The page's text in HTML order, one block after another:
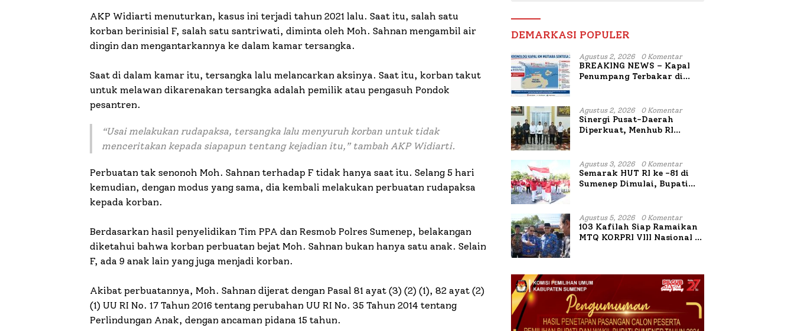
AKP Widiarti menuturkan, kasus ini terjadi tahun 2021 lalu. Saat itu, salah satu
korban berinisial F, salah satu santriwati, diminta oleh Moh. Sahnan mengambil air
dingin dan mengantarkannya ke dalam kamar tersangka.
Saat di dalam kamar itu, tersangka lalu melancarkan aksinya. Saat itu, korban takut
untuk melawan dikarenakan tersangka adalah pemilik atau pengasuh Pondok
pesantren.
“Usai melakukan rudapaksa, tersangka lalu menyuruh korban untuk tidak
menceritakan kepada siapapun tentang kejadian itu,” tambah AKP Widiarti.
Perbuatan tak senonoh Moh. Sahnan terhadap F tidak hanya saat itu. Selang 5 hari
kemudian, dengan modus yang sama, dia kembali melakukan perbuatan rudapaksa
kepada korban.
Berdasarkan hasil penyelidikan Tim PPA dan Resmob Polres Sumenep, belakangan
diketahui bahwa korban perbuatan bejat Moh. Sahnan bukan hanya satu anak. Selain
F, ada 9 anak lain yang juga menjadi korban.
Akibat perbuatannya, Moh. Sahnan dijerat dengan Pasal 81 ayat (3) (2) (1), 82 ayat (2)
(1) UU RI No. 17 Tahun 2016 tentang perubahan UU RI No. 35 Tahun 2014 tentang
Perlindungan Anak, dengan ancaman pidana 15 tahun.
DEMARKASI POPULER
Agustus 2, 2026 0 Komentar
BREAKING NEWS – Kapal
Penumpang Terbakar di
Agustus 2, 2026 0 Komentar
Sinergi Pusat-Daerah
Diperkuat, Menhub RI
Mutiara Sentosa II
Agustus 3, 2026 0 Komentar
Semarak HUT RI ke -81 di
Sumenep Dimulai, Bupati
Terbakar
Agustus 5, 2026 0 Komentar
103 Kafilah Siap Ramaikan
MTQ KORPRI VIII Nasional di